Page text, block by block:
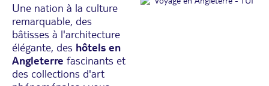
Une nation à la culture
remarquable, des
bâtisses à l'architecture
élégante, des hôtels en
Angleterre fascinants et
des collections d'art